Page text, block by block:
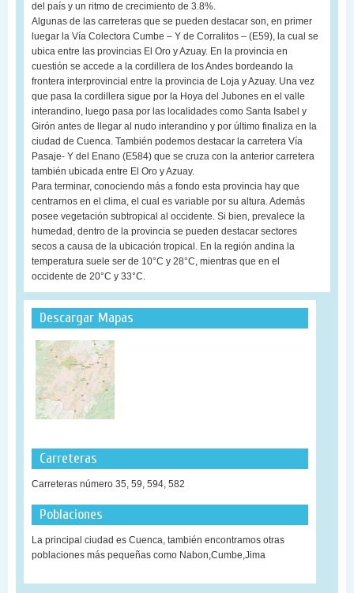
del país y un ritmo de crecimiento de 3.8%.
Algunas de las carreteras que se pueden destacar son, en primer
luegar la Vía Colectora Cumbe – Y de Corralitos – (E59), la cual se
ubica entre las provincias El Oro y Azuay. En la provincia en
cuestión se accede a la cordillera de los Andes bordeando la
frontera interprovincial entre la provincia de Loja y Azuay. Una vez
que pasa la cordillera sigue por la Hoya del Jubones en el valle
interandino, luego pasa por las localidades como Santa Isabel y
Girón antes de llegar al nudo interandino y por último finaliza en la
ciudad de Cuenca. También podemos destacar la carretera Vía
Pasaje- Y del Enano (E584) que se cruza con la anterior carretera
también ubicada entre El Oro y Azuay.
Para terminar, conociendo más a fondo esta provincia hay que
centrarnos en el clima, el cual es variable por su altura. Además
posee vegetación subtropical al occidente. Si bien, prevalece la
humedad, dentro de la provincia se pueden destacar sectores
secos a causa de la ubicación tropical. En la región andina la
temperatura suele ser de 10°C y 28°C, mientras que en el
occidente de 20°C y 33°C.
Descargar Mapas
Carreteras
Carreteras número 35, 59, 594, 582
Poblaciones
La principal ciudad es Cuenca, también encontramos otras
poblaciones más pequeñas como Nabon,Cumbe,Jima